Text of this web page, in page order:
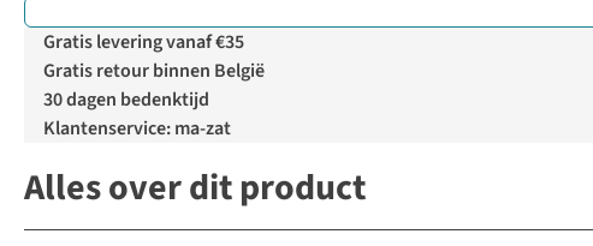
Gratis levering vanaf €35
Gratis retour binnen België
30 dagen bedenktijd
Klantenservice: ma-zat
Alles over dit product